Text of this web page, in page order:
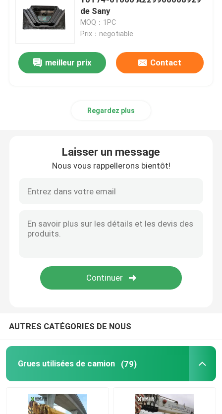
Grues sur chenilles d'occasion
Grues sur chenilles d'occasion
Pièces de grue XCMG
mini excavatrice diesel
Montage du moteur
de Sany
MOQ：1PC
Prix：negotiable
meilleur prix Contact
Regardez plus
Laisser un message
Nous vous rappellerons bientôt!
AUTRES CATÉGORIES DE NOUS
Grues utilisées de camion (79)